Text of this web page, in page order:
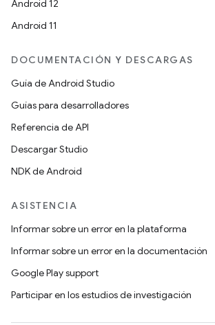
Android 12
Android 11
DOCUMENTACIÓN Y DESCARGAS
Guía de Android Studio
Guías para desarrolladores
Referencia de API
Descargar Studio
NDK de Android
ASISTENCIA
Informar sobre un error en la plataforma
Informar sobre un error en la documentación
Google Play support
Participar en los estudios de investigación